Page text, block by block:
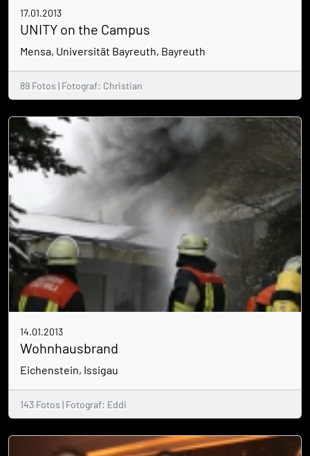
17.01.2013
UNITY on the Campus
Mensa, Universität Bayreuth, Bayreuth
89 Fotos | Fotograf: Christian
14.01.2013
Wohnhausbrand
Eichenstein, Issigau
143 Fotos | Fotograf: Eddi